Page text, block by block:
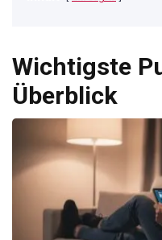
Wichtigste
Überblick